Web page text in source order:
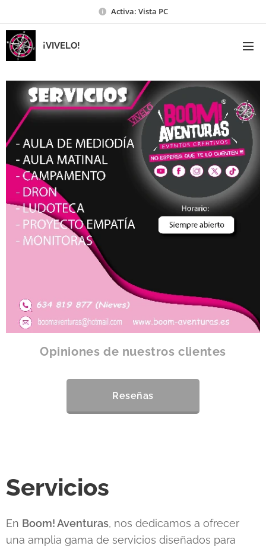
Activa: Vista PC
¡VIVELO!
Opiniones de nuestros clientes
Reseñas
Servicios
En Boom! Aventuras, nos dedicamos a ofrecer
una amplia gama de servicios diseñados para